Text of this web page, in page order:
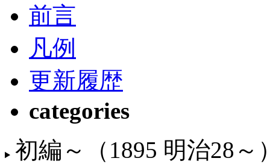
前言
凡例
更新履歴
categories
初編～（1895 明治28～